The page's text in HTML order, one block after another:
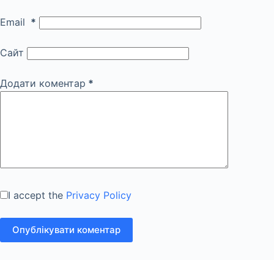
Email *
Сайт
Додати коментар *
I accept the Privacy Policy
Опублікувати коментар